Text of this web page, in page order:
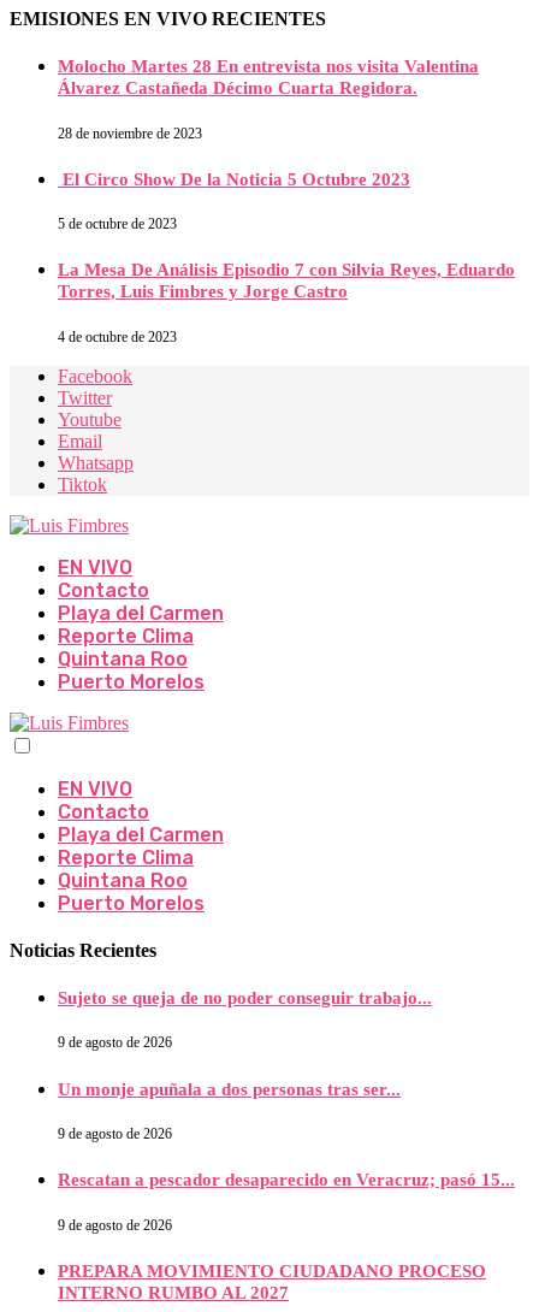
EMISIONES EN VIVO RECIENTES
Molocho Martes 28 En entrevista nos visita Valentina
Álvarez Castañeda Décimo Cuarta Regidora.
28 de noviembre de 2023
El Circo Show De la Noticia 5 Octubre 2023
5 de octubre de 2023
La Mesa De Análisis Episodio 7 con Silvia Reyes, Eduardo
Torres, Luis Fimbres y Jorge Castro
4 de octubre de 2023
Facebook
Twitter
Youtube
Email
Whatsapp
Tiktok
EN VIVO
Contacto
Playa del Carmen
Reporte Clima
Quintana Roo
Puerto Morelos
EN VIVO
Contacto
Playa del Carmen
Reporte Clima
Quintana Roo
Puerto Morelos
Noticias Recientes
Sujeto se queja de no poder conseguir trabajo...
9 de agosto de 2026
Un monje apuñala a dos personas tras ser...
9 de agosto de 2026
Rescatan a pescador desaparecido en Veracruz; pasó 15...
9 de agosto de 2026
PREPARA MOVIMIENTO CIUDADANO PROCESO
INTERNO RUMBO AL 2027